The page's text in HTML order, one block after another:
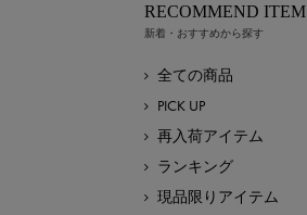
RECOMMEND ITEM
新着・おすすめから探す
全ての商品
PICK UP
再入荷アイテム
ランキング
現品限りアイテム